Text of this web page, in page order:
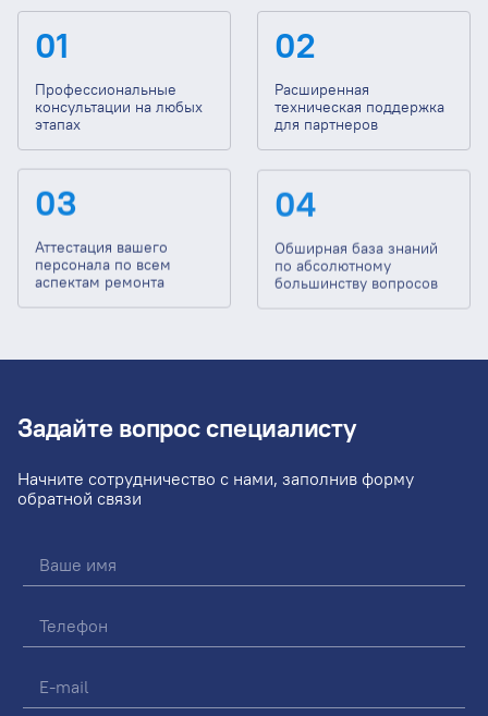
01
Профессиональные
консультации на любых
этапах
02
Расширенная
техническая поддержка
для партнеров
03
Аттестация вашего
персонала по всем
аспектам ремонта
04
Обширная база знаний
по абсолютному
большинству вопросов
Задайте вопрос специалисту
Начните сотрудничество с нами, заполнив форму
обратной связи